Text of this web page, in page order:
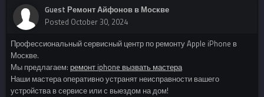
Guest Ремонт Айфонов в Москве
Posted October 30, 2024
Профессиональный сервисный центр по ремонту Apple iPhone в
Москве.
Мы предлагаем: ремонт iphone вызвать мастера
Наши мастера оперативно устранят неисправности вашего
устройства в сервисе или с выездом на дом!